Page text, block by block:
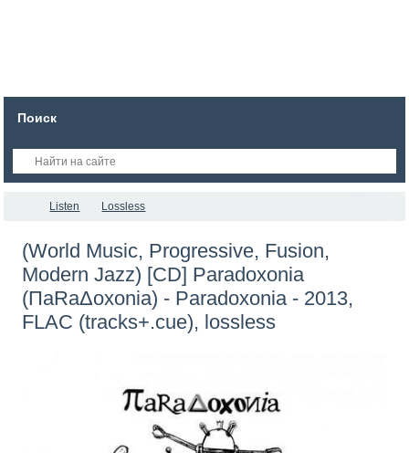
Поиск
Listen Lossless
(World Music, Progressive, Fusion,
Modern Jazz) [CD] Paradoxonia
(ΠaRaΔoxonia) - Paradoxonia - 2013,
FLAC (tracks+.cue), lossless